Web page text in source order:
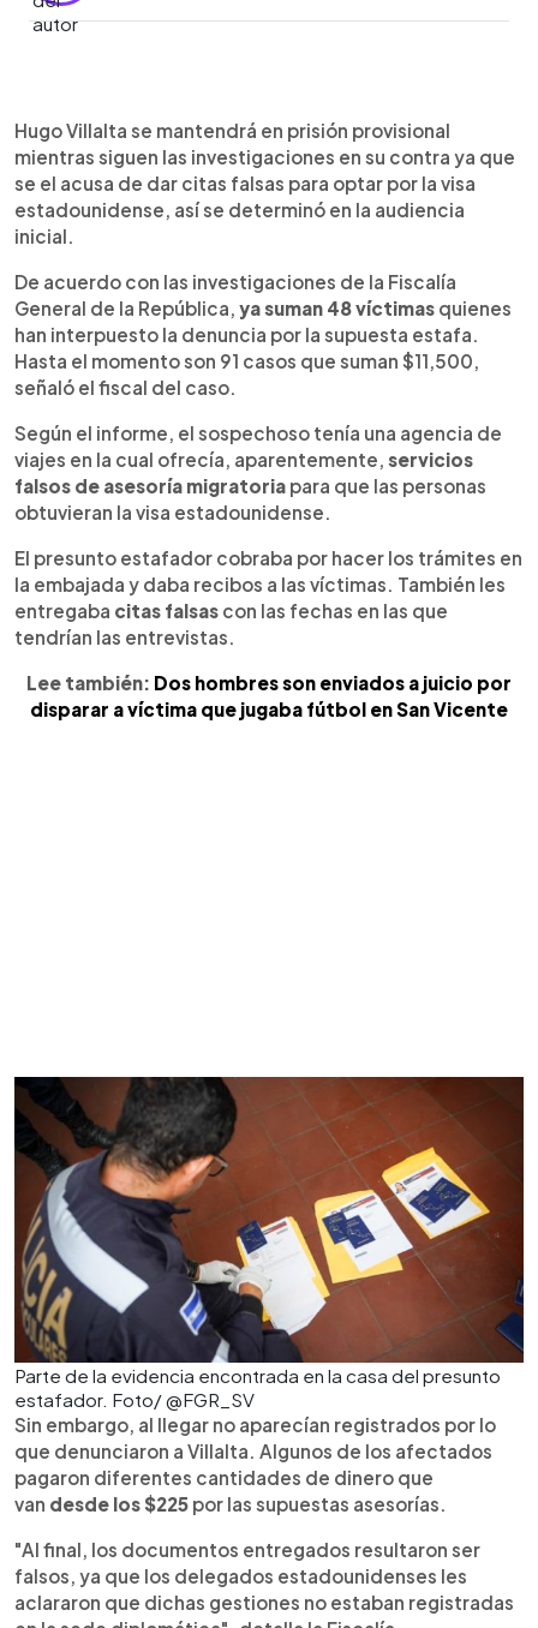
► Escuchar artículo
Hugo Villalta se mantendrá en prisión provisional
mientras siguen las investigaciones en su contra ya que
se el acusa de dar citas falsas para optar por la visa
estadounidense, así se determinó en la audiencia
inicial.
De acuerdo con las investigaciones de la Fiscalía
General de la República, ya suman 48 víctimas quienes
han interpuesto la denuncia por la supuesta estafa.
Hasta el momento son 91 casos que suman $11,500,
señaló el fiscal del caso.
Según el informe, el sospechoso tenía una agencia de
viajes en la cual ofrecía, aparentemente, servicios
falsos de asesoría migratoria para que las personas
obtuvieran la visa estadounidense.
El presunto estafador cobraba por hacer los trámites en
la embajada y daba recibos a las víctimas. También les
entregaba citas falsas con las fechas en las que
tendrían las entrevistas.
Lee también: Dos hombres son enviados a juicio por
disparar a víctima que jugaba fútbol en San Vicente
Parte de la evidencia encontrada en la casa del presunto
estafador. Foto/ @FGR_SV
Sin embargo, al llegar no aparecían registrados por lo
que denunciaron a Villalta. Algunos de los afectados
pagaron diferentes cantidades de dinero que
van desde los $225 por las supuestas asesorías.
"Al final, los documentos entregados resultaron ser
falsos, ya que los delegados estadounidenses les
aclararon que dichas gestiones no estaban registradas